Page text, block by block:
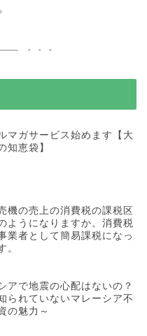
マガサービス始めます【大
知恵袋】
機の売上の消費税の課税区
ようになりますか。消費税
業者として簡易課税になっ
。
アで地震の心配はないの？
られていないマレーシア不
の魅力～